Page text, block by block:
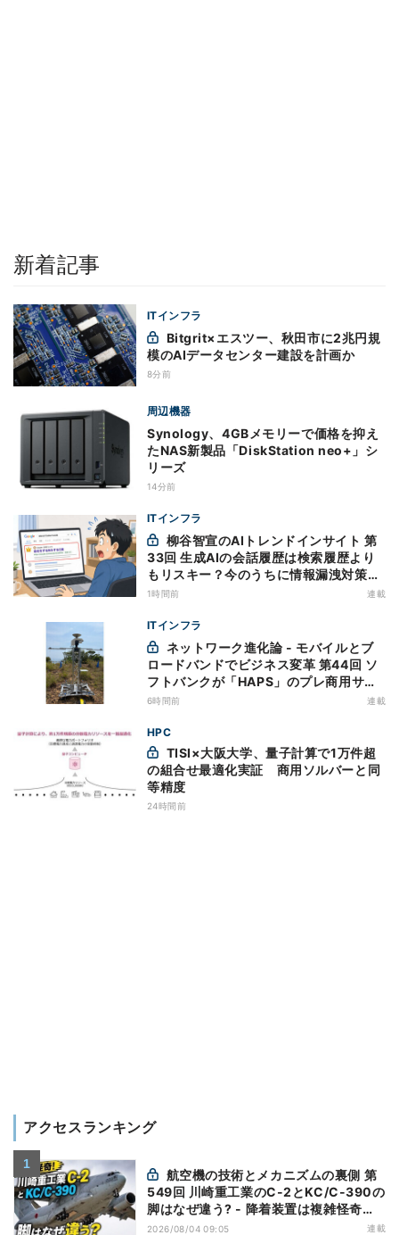
新着記事
ITインフラ
模のAIデータセンター建設を計画か
8分前
周辺機器
Synology、4GBメモリーで価格を抑え
たNAS新製品「DiskStation neo+」シ
リーズ
14分前
ITインフラ
33回 生成AIの会話履歴は検索履歴より
もリスキー？今のうちに情報漏洩対策を
万全にしておこう
1時間前 連載
ITインフラ
ロードバンドでビジネス変革 第44回 ソ
フトバンクが「HAPS」のプレ商用サー
ビス開始を表明、本格的な商用展開のめ
6時間前 連載
HPC
の組合せ最適化実証 商用ソルバーと同
等精度
24時間前
アクセスランキング
549回 川崎重工業のC-2とKC/C-390の
脚はなぜ違う? - 降着装置は複雑怪奇
(5)|軍用輸送機(10)
2026/08/04 09:05 連載